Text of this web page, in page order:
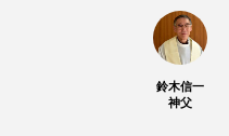
鈴木信一
神父